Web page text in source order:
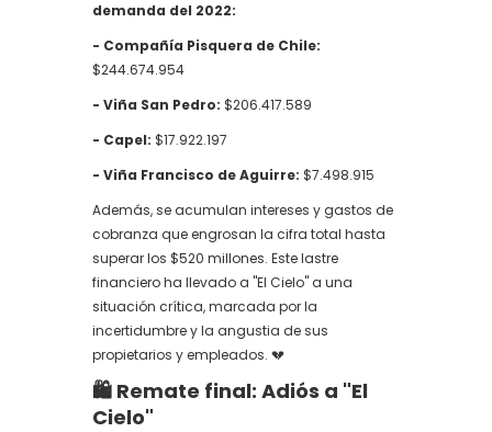
demanda del 2022:
- Compañía Pisquera de Chile:
$244.674.954
- Viña San Pedro: $206.417.589
- Capel: $17.922.197
- Viña Francisco de Aguirre: $7.498.915
Además, se acumulan intereses y gastos de
cobranza que engrosan la cifra total hasta
superar los $520 millones. Este lastre
financiero ha llevado a "El Cielo" a una
situación crítica, marcada por la
incertidumbre y la angustia de sus
propietarios y empleados. 💔
🛍️ Remate final: Adiós a "El
Cielo"